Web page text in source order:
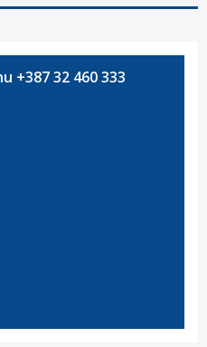
+387 32 460 333